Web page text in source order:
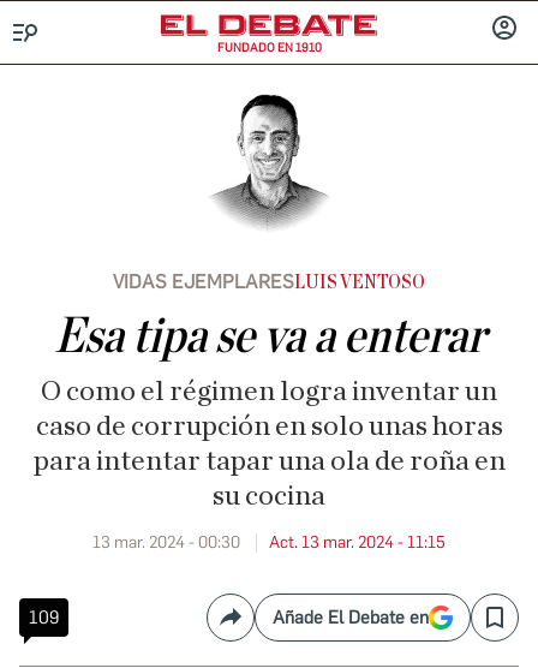
FUNDADO EN 1910
VIDAS EJEMPLARES LUIS VENTOSO
Esa tipa se va a enterar
O como el régimen logra inventar un
caso de corrupción en solo unas horas
para intentar tapar una ola de roña en
su cocina
13 mar. 2024 - 00:30 Act. 13 mar. 2024 - 11:15
109 CompartirAñade El Debate en Save